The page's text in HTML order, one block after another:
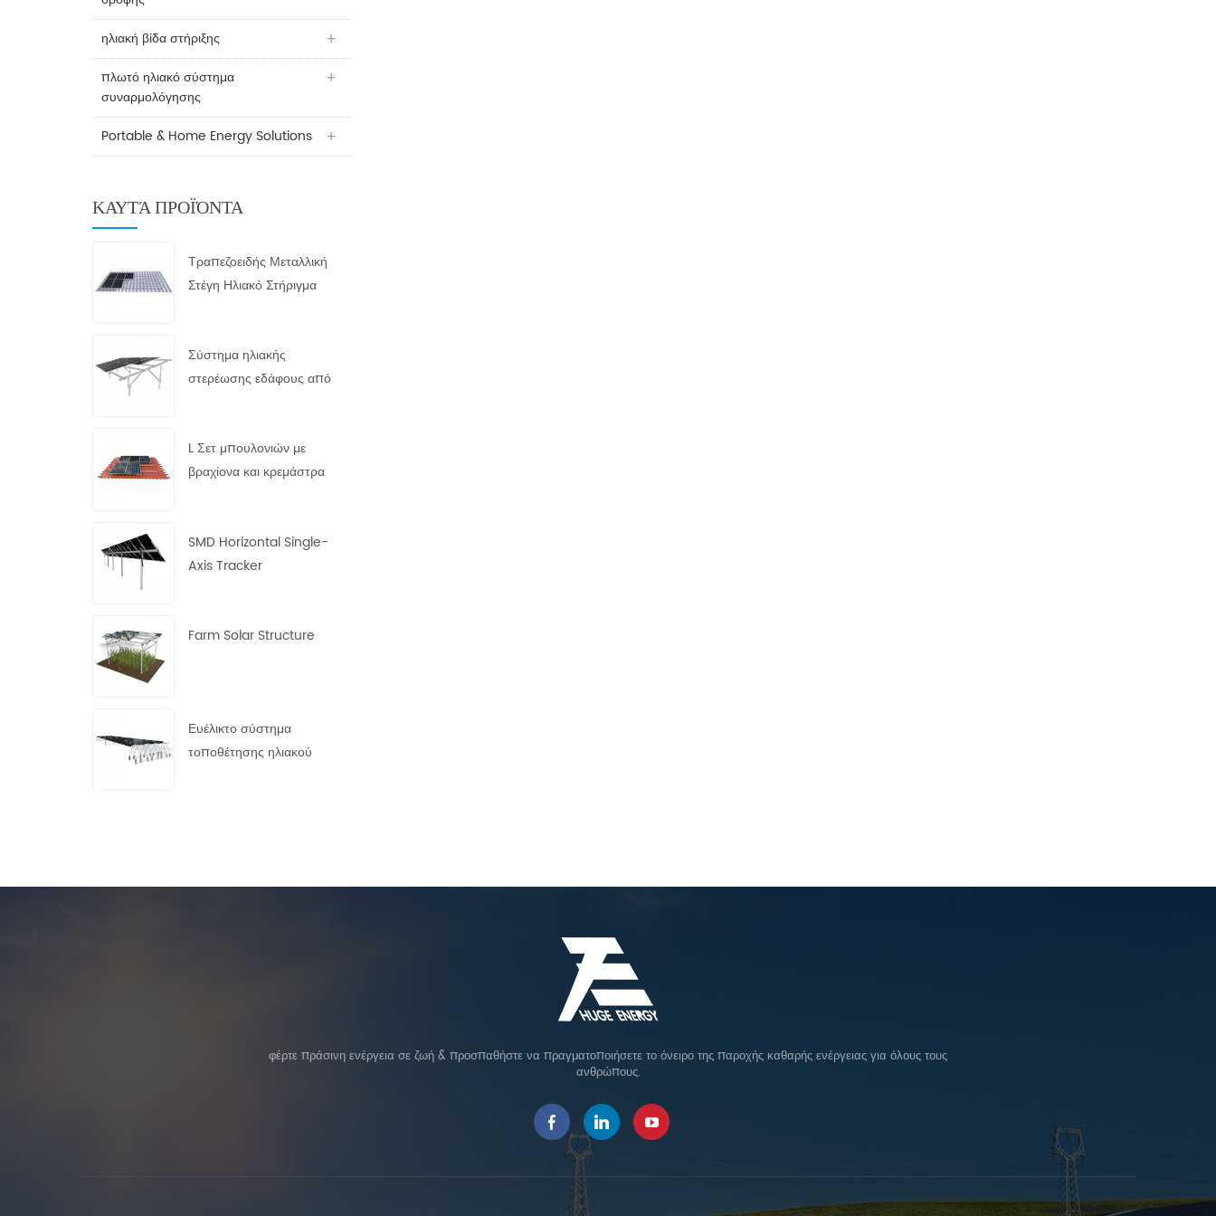
ηλιακή βίδα στήριξης
πλωτό ηλιακό σύστημα
συναρμολόγησης
Portable & Home Energy Solutions
ΚΑΥΤΆ ΠΡΟΪΌΝΤΑ
Τραπεζοειδής Μεταλλική
Στέγη Ηλιακό Στήριγμα
Σύστημα ηλιακής
στερέωσης εδάφους από
L Σετ μπουλονιών με
βραχίονα και κρεμάστρα
SMD Horizontal Single-
Axis Tracker
Farm Solar Structure
Ευέλικτο σύστημα
τοποθέτησης ηλιακού
φέρτε πράσινη ενέργεια σε ζωή & προσπαθήστε να πραγματοποιήσετε το όνειρο της παροχής καθαρής ενέργειας για όλους τους
ανθρώπους.